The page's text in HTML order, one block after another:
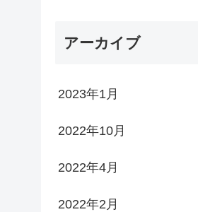
アーカイブ
2023年1月
2022年10月
2022年4月
2022年2月